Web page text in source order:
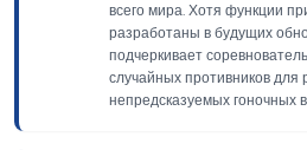
всего мира. Хотя функции
разработаны в будущих
подчеркивает
случайных противников для
непредсказуемых гоночных